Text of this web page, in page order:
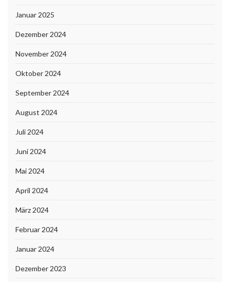
Januar 2025
Dezember 2024
November 2024
Oktober 2024
September 2024
August 2024
Juli 2024
Juni 2024
Mai 2024
April 2024
März 2024
Februar 2024
Januar 2024
Dezember 2023